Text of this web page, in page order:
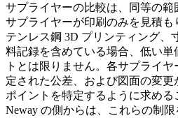
サプライヤーの比較は、同等の
サプライヤーが印刷のみを見積
テンレス鋼 3D プリンティング、
料記録を含めている場合、低い
トとは限りません。各サプライ
定された公差、および図面の変
ポイントを特定するように求める
Neway の側からは、これらの制